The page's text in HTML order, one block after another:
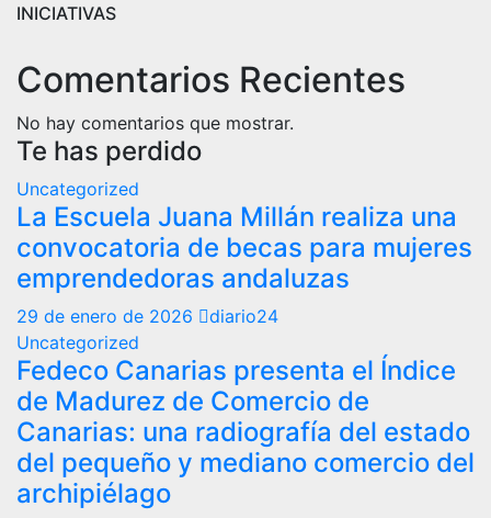
INICIATIVAS
Comentarios Recientes
No hay comentarios que mostrar.
Te has perdido
Uncategorized
La Escuela Juana Millán realiza una
convocatoria de becas para mujeres
emprendedoras andaluzas
29 de enero de 2026
diario24
Uncategorized
Fedeco Canarias presenta el Índice
de Madurez de Comercio de
Canarias: una radiografía del estado
del pequeño y mediano comercio del
archipiélago